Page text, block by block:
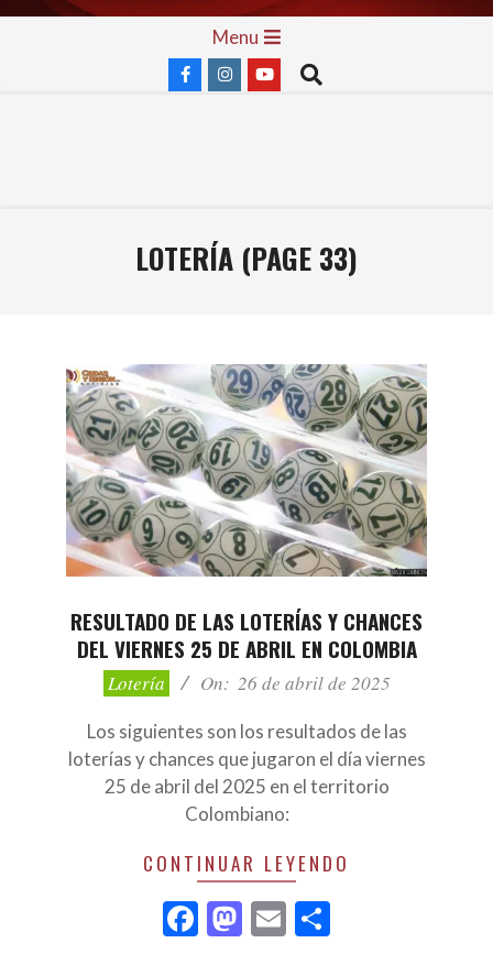
Skip
Menu
Search
LOTERÍA (PAGE 33)
RESULTADO DE LAS LOTERÍAS Y CHANCES
DEL VIERNES 25 DE ABRIL EN COLOMBIA
2025-Lotería On: 26 de abril de 2025
Los siguientes son los resultados de las
loterías y chances que jugaron el día viernes
25 de abril del 2025 en el territorio
Colombiano:
CONTINUAR LEYENDO
Facebook
Mastodon
Email